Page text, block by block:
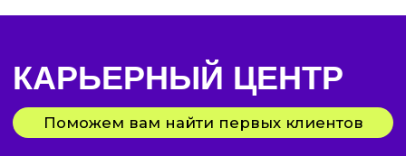
Вы получите диплом МBА —
признанное во всем мире
подтверждение
ДИПЛОМ MBA